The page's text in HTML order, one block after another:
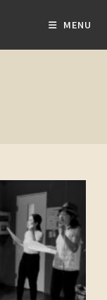
MENU